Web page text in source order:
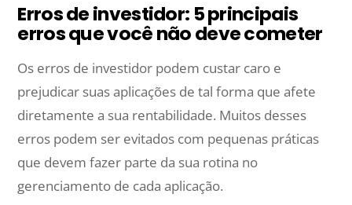
Erros de investidor: 5 principais
erros que você não deve cometer
Os erros de investidor podem custar caro e
prejudicar suas aplicações de tal forma que afete
diretamente a sua rentabilidade. Muitos desses
erros podem ser evitados com pequenas práticas
que devem fazer parte da sua rotina no
gerenciamento de cada aplicação.